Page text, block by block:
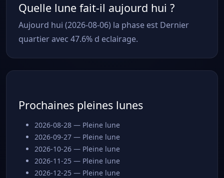
Quelle lune fait-il aujourd hui ?
Aujourd hui (2026-08-06) la phase est Dernier
quartier avec 47.6% d eclairage.
Prochaines pleines lunes
2026-08-28 — Pleine lune
2026-09-27 — Pleine lune
2026-10-26 — Pleine lune
2026-11-25 — Pleine lune
2026-12-25 — Pleine lune